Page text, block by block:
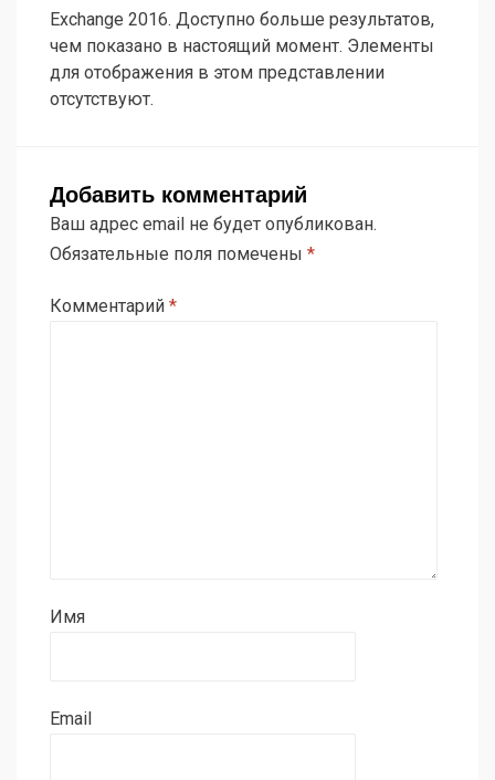
Exchange 2016. Доступно больше результатов,
чем показано в настоящий момент. Элементы
для отображения в этом представлении
отсутствуют.
Добавить комментарий
Ваш адрес email не будет опубликован.
Обязательные поля помечены *
Комментарий *
Имя
Email